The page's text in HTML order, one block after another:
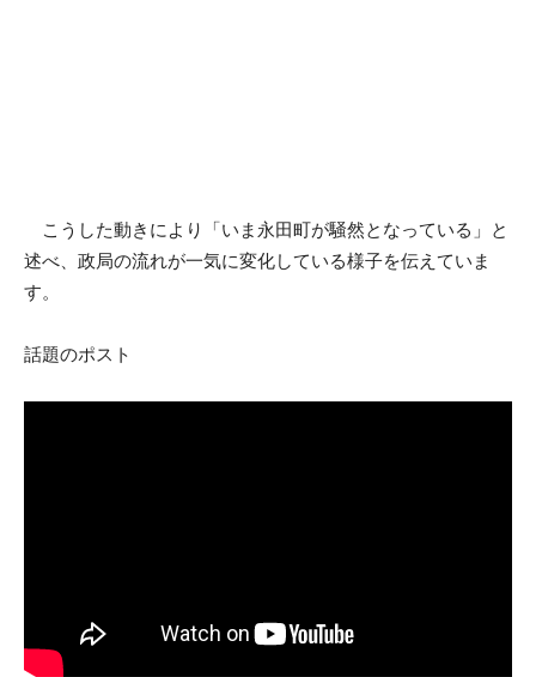
こうした動きにより「いま永田町が騒然となっている」と
述べ、政局の流れが一気に変化している様子を伝えていま
す。
話題のポスト